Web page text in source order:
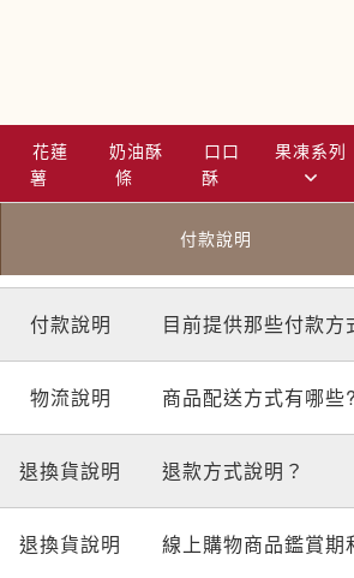
花蓮
薯
奶油酥
條
口口
酥
果凍系列
付款說明
付款說明 目前提供那些付款方
物流說明 商品配送方式有哪些?
退換貨說明 退款方式說明？
退換貨說明 線上購物商品鑑賞期